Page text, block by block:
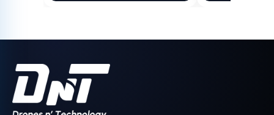
original
actual
original
actual